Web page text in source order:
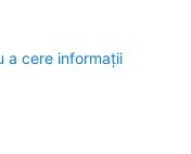
a cere informații